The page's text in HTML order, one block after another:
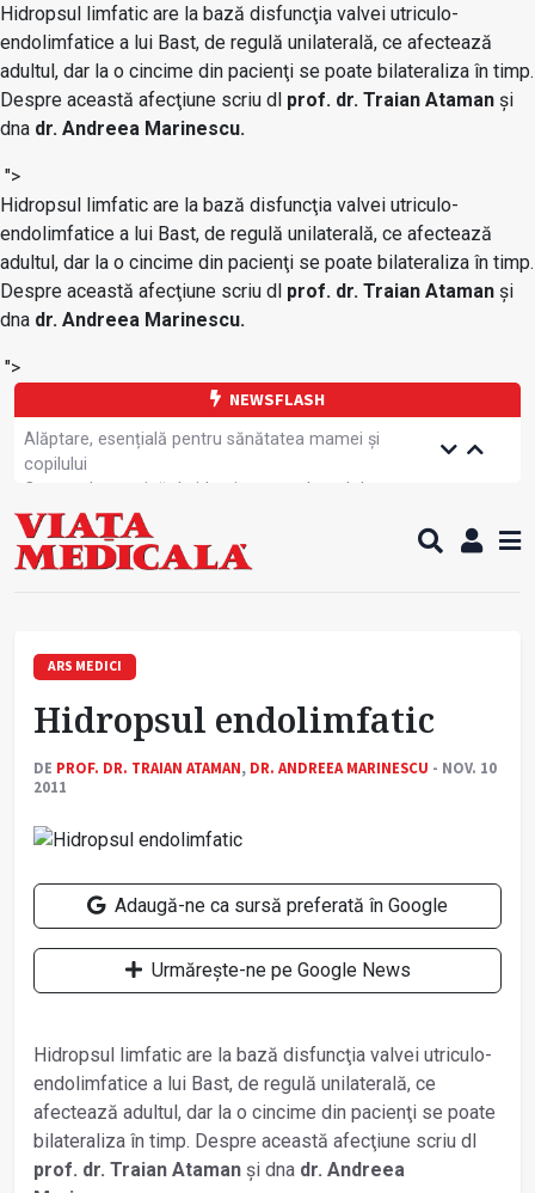
Hidropsul limfatic are la bază disfuncţia valvei utriculo-
endolimfatice a lui Bast, de regulă unilaterală, ce afectează
adultul, dar la o cincime din pacienţi se poate bilateraliza în timp.
Despre această afecţiune scriu dl prof. dr. Traian Ataman şi
dna dr. Andreea Marinescu.
">
Hidropsul limfatic are la bază disfuncţia valvei utriculo-
endolimfatice a lui Bast, de regulă unilaterală, ce afectează
adultul, dar la o cincime din pacienţi se poate bilateraliza în timp.
Despre această afecţiune scriu dl prof. dr. Traian Ataman şi
dna dr. Andreea Marinescu.
">
NEWSFLASH
Alăptare, esențială pentru sănătatea mamei și
copilului
Cartea electronică de identitate, noul card de
sănătate
Copiii europeni, într-o formă fizică tot mai proastă
Demersuri pentru acces transfrontalier la date
Tratamentul cancerului pulmonar „nu mai este
Contractul cadru ar putea fi modificat
Food noise: motivul pentru care 8 din 10 români se
gândesc frecvent la mâncare
Greva Sanitas a fost suspendată
tulpinei Bundibugyo a virusului Ebola
ARS MEDICI
Hidropsul endolimfatic
DE PROF. DR. TRAIAN ATAMAN, DR. ANDREEA MARINESCU - NOV. 10
2011
Adaugă-ne ca sursă preferată în Google
Urmărește-ne pe Google News
Hidropsul limfatic are la bază disfuncţia valvei utriculo-
endolimfatice a lui Bast, de regulă unilaterală, ce
afectează adultul, dar la o cincime din pacienţi se poate
bilateraliza în timp. Despre această afecţiune scriu dl
prof. dr. Traian Ataman şi dna dr. Andreea